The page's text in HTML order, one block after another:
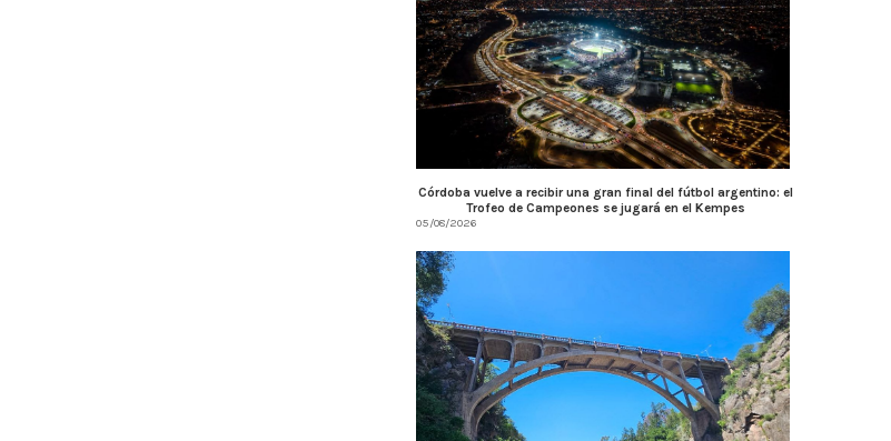
Córdoba vuelve a recibir una gran final del fútbol argentino: el
Trofeo de Campeones se jugará en el Kempes
05/08/2026